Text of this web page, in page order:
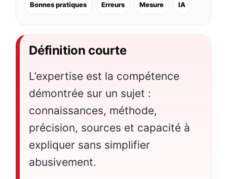
Bonnes pratiques Erreurs Mesure IA
Définition courte
L’expertise est la compétence
démontrée sur un sujet :
connaissances, méthode,
précision, sources et capacité à
expliquer sans simplifier
abusivement.